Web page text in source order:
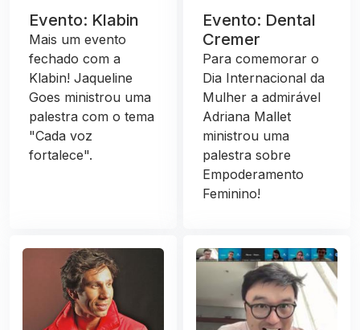
Evento: Klabin
Mais um evento
fechado com a
Klabin! Jaqueline
Goes ministrou uma
palestra com o tema
"Cada voz
fortalece".
Evento: Dental
Cremer
Para comemorar o
Dia Internacional da
Mulher a admirável
Adriana Mallet
ministrou uma
palestra sobre
Empoderamento
Feminino!